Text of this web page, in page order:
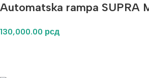
Automatska rampa SUPRA
130,000.00 рсд